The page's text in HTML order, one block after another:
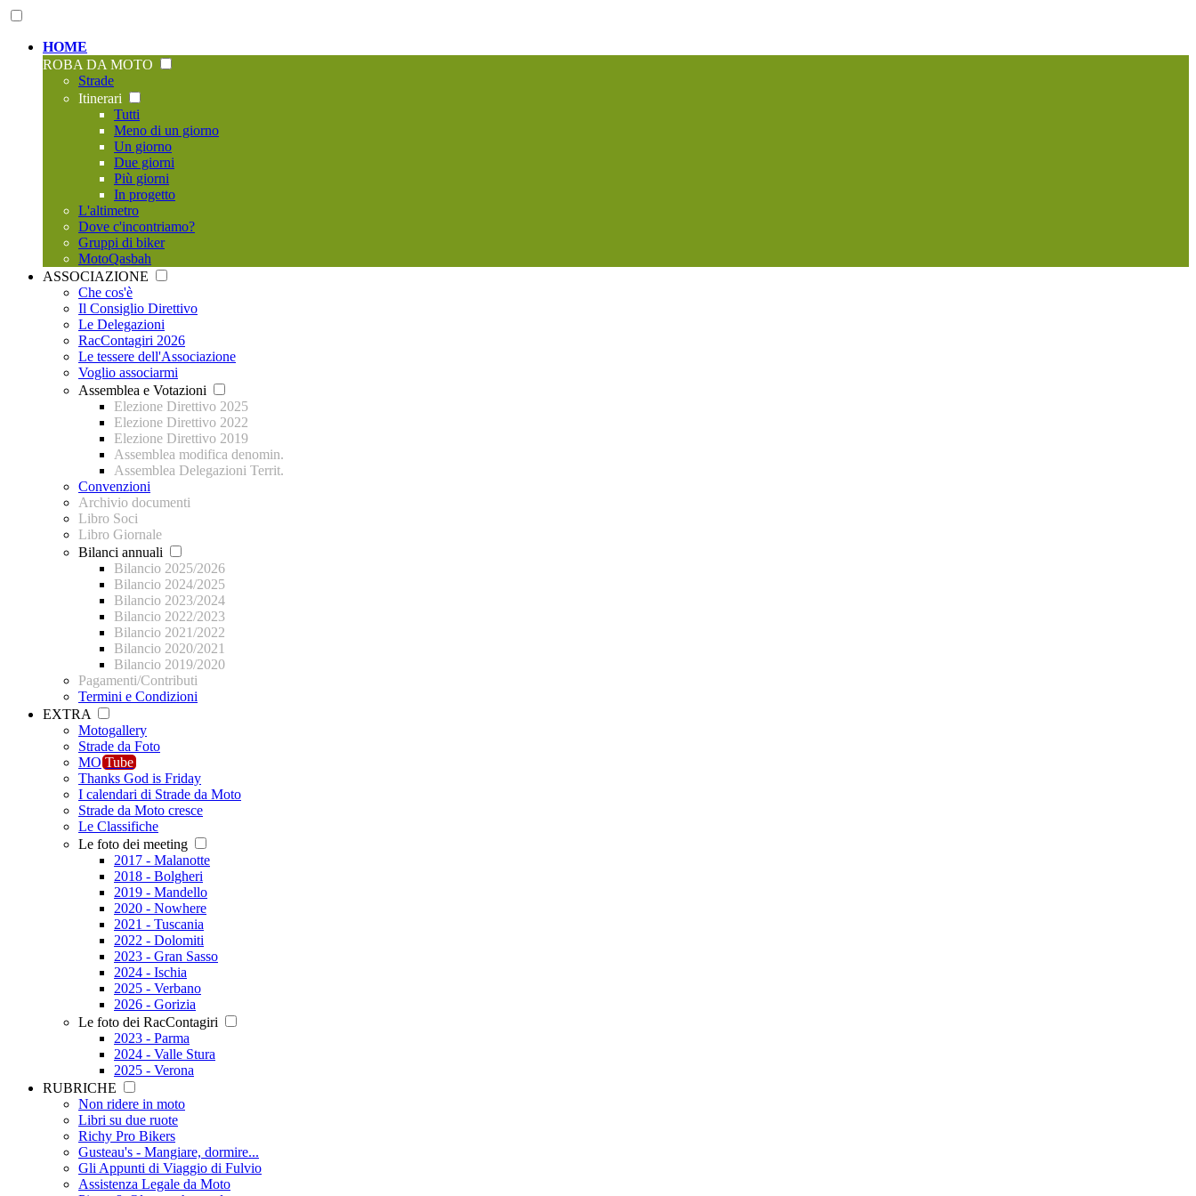
HOME
ROBA DA MOTO
Strade
Itinerari
Tutti
Meno di un giorno
Un giorno
Due giorni
Più giorni
In progetto
L'altimetro
Dove c'incontriamo?
Gruppi di biker
MotoQasbah
ASSOCIAZIONE
Che cos'è
Il Consiglio Direttivo
Le Delegazioni
RacContagiri 2026
Le tessere dell'Associazione
Voglio associarmi
Assemblea e Votazioni
Elezione Direttivo 2025
Elezione Direttivo 2022
Elezione Direttivo 2019
Assemblea modifica denomin.
Assemblea Delegazioni Territ.
Convenzioni
Archivio documenti
Libro Soci
Libro Giornale
Bilanci annuali
Bilancio 2025/2026
Bilancio 2024/2025
Bilancio 2023/2024
Bilancio 2022/2023
Bilancio 2021/2022
Bilancio 2020/2021
Bilancio 2019/2020
Pagamenti/Contributi
Termini e Condizioni
EXTRA
Motogallery
Strade da Foto
MO Tube
Thanks God is Friday
I calendari di Strade da Moto
Strade da Moto cresce
Le Classifiche
Le foto dei meeting
2017 - Malanotte
2018 - Bolgheri
2019 - Mandello
2020 - Nowhere
2021 - Tuscania
2022 - Dolomiti
2023 - Gran Sasso
2024 - Ischia
2025 - Verbano
2026 - Gorizia
Le foto dei RacContagiri
2023 - Parma
2024 - Valle Stura
2025 - Verona
RUBRICHE
Non ridere in moto
Libri su due ruote
Richy Pro Bikers
Gusteau's - Mangiare, dormire...
Gli Appunti di Viaggio di Fulvio
Assistenza Legale da Moto